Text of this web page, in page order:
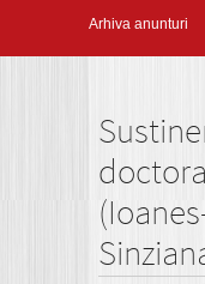
Arhiva anunturi